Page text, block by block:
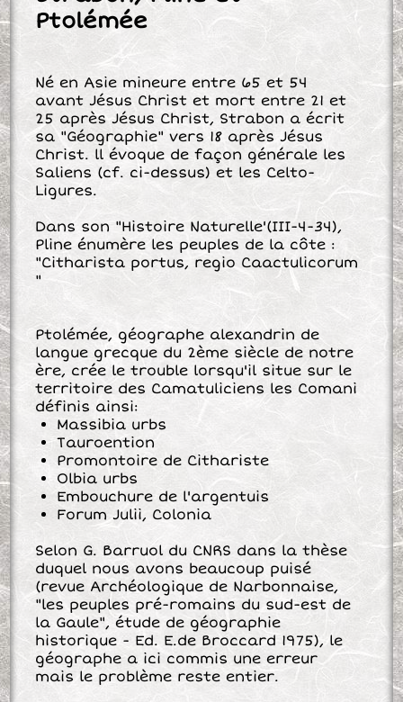
Ptolémée
Né en Asie mineure entre 65 et 54
avant Jésus Christ et mort entre 21 et
25 après Jésus Christ, Strabon a écrit
sa "Géographie" vers 18 après Jésus
Christ. ll évoque de façon générale les
Saliens (cf. ci-dessus) et les Celto-
Ligures.
Dans son "Histoire Naturelle'(III-4-34),
Pline énumère les peuples de la côte :
"Citharista portus, regio Caactulicorum
"
Ptolémée, géographe alexandrin de
langue grecque du 2ème siècle de notre
ère, crée le trouble lorsqu'il situe sur le
territoire des Camatuliciens les Comani
définis ainsi:
Massibia urbs
Tauroention
Promontoire de Cithariste
Olbia urbs
Embouchure de l'argentuis
Forum Julii, Colonia
Selon G. Barruol du CNRS dans la thèse
duquel nous avons beaucoup puisé
(revue Archéologique de Narbonnaise,
"les peuples pré-romains du sud-est de
la Gaule", étude de géographie
historique - Ed. E.de Broccard 1975), le
géographe a ici commis une erreur
mais le problème reste entier.